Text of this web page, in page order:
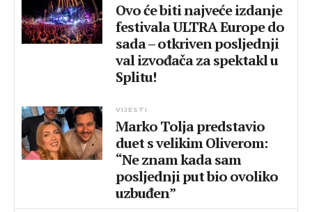
Ovo će biti najveće izdanje
festivala ULTRA Europe do
sada – otkriven posljednji
val izvođača za spektakl u
Splitu!
VIJESTI
Marko Tolja predstavio
duet s velikim Oliverom:
“Ne znam kada sam
posljednji put bio ovoliko
uzbuđen”